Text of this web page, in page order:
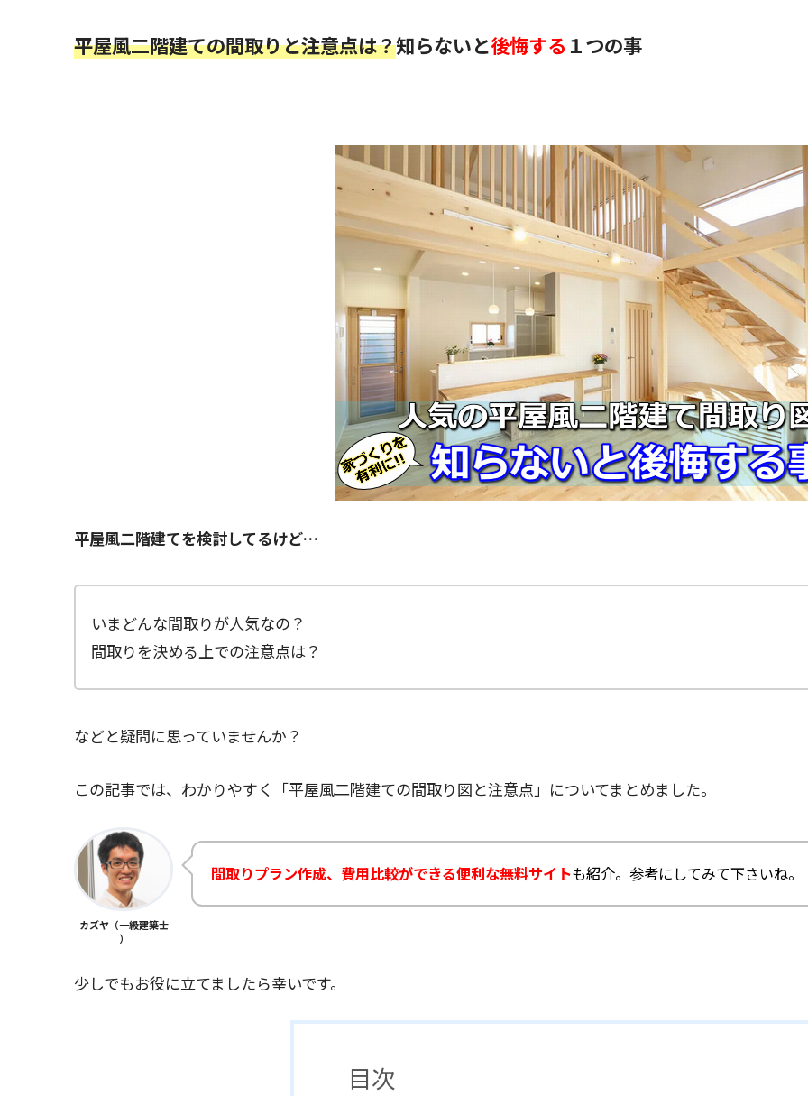
平屋風二階建ての間取りと注意点は？知らないと後悔する １つの事
平屋風二階建てを検討してるけど…
いまどんな間取りが人気なの？
間取りを決める上での注意点は？
などと疑問に思っていませんか？
この記事では、わかりやすく「平屋風二階建ての間取り図と注意点」についてまとめました。
カズヤ（一級建築士
）
間取りプラン作成、費用比較ができる便利な無料サイトも紹介。参考にしてみて下さいね。
少しでもお役に立てましたら幸いです。
目次